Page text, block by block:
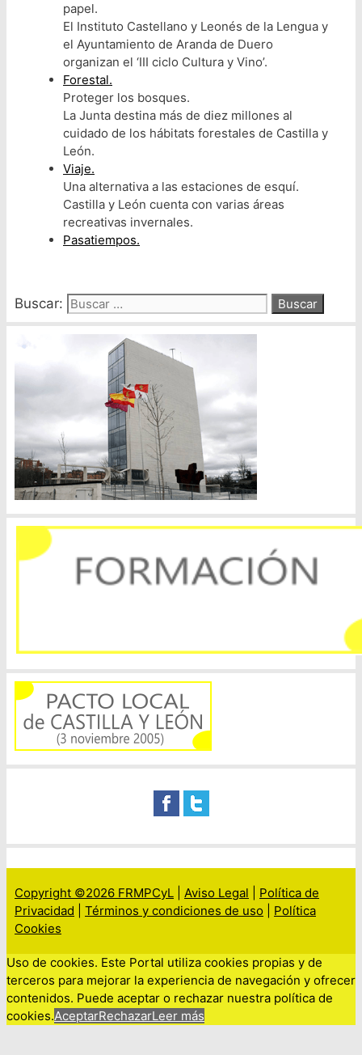
papel.
El Instituto Castellano y Leonés de la Lengua y
el Ayuntamiento de Aranda de Duero
organizan el ‘III ciclo Cultura y Vino’.
Forestal.
Proteger los bosques.
La Junta destina más de diez millones al
cuidado de los hábitats forestales de Castilla y
León.
Viaje.
Una alternativa a las estaciones de esquí.
Castilla y León cuenta con varias áreas
recreativas invernales.
Pasatiempos.
Buscar:
Copyright ©2026 FRMPCyL Aviso Legal
Política de
Privacidad
Términos y condiciones de uso
Política
Cookies
Uso de cookies. Este Portal utiliza cookies propias y de
terceros para mejorar la experiencia de navegación y ofrecer
contenidos. Puede aceptar o rechazar nuestra política de
cookies.AceptarRechazarLeer más